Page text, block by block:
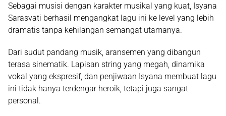
Sebagai musisi dengan karakter musikal yang kuat, Isyana
Sarasvati berhasil mengangkat lagu ini ke level yang lebih
dramatis tanpa kehilangan semangat utamanya.
Dari sudut pandang musik, aransemen yang dibangun
terasa sinematik. Lapisan string yang megah, dinamika
vokal yang ekspresif, dan penjiwaan Isyana membuat lagu
ini tidak hanya terdengar heroik, tetapi juga sangat
personal.